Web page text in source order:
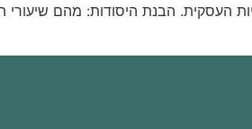
העסקית. הבנת היסודות: מהם